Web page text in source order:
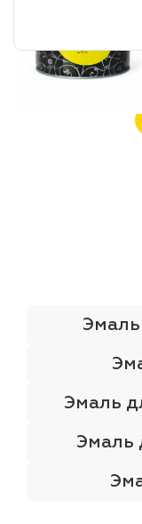
Эмаль
Эмаль